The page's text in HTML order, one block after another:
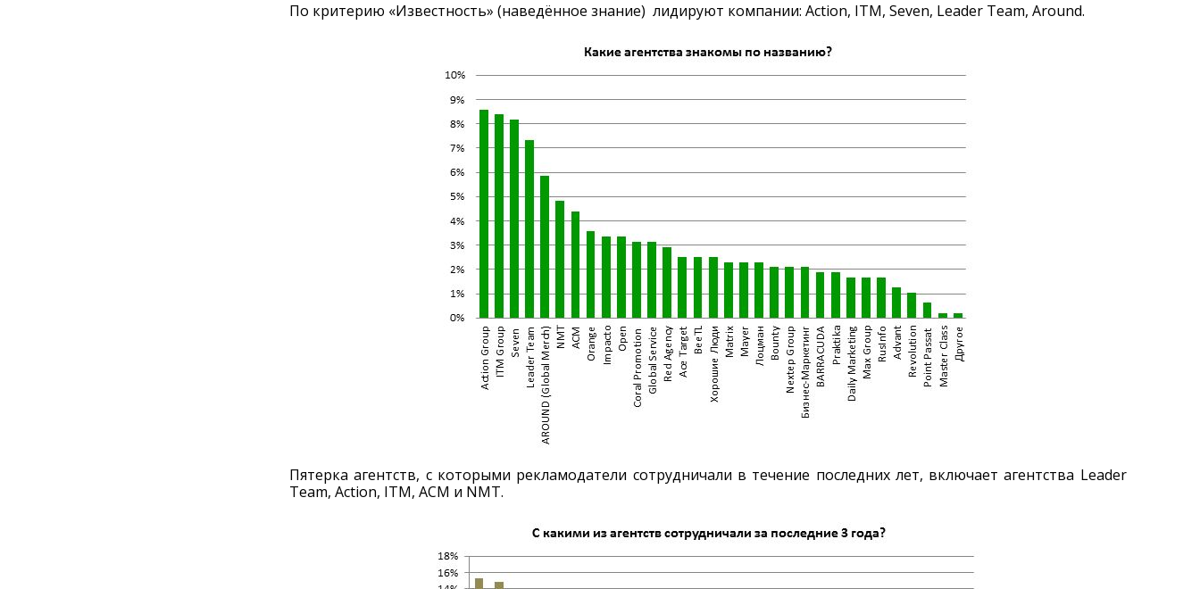
По критерию «Известность» (наведённое знание) лидируют компании: Action, ITM, Seven, Leader Team, Around.
Пятерка агентств, с которыми рекламодатели сотрудничали в течение последних лет, включает агентства Leader
Team, Action, ITM, ACM и NMT.